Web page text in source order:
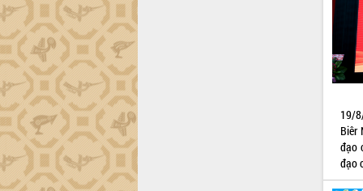
19/
Biêr
đạo
đạo